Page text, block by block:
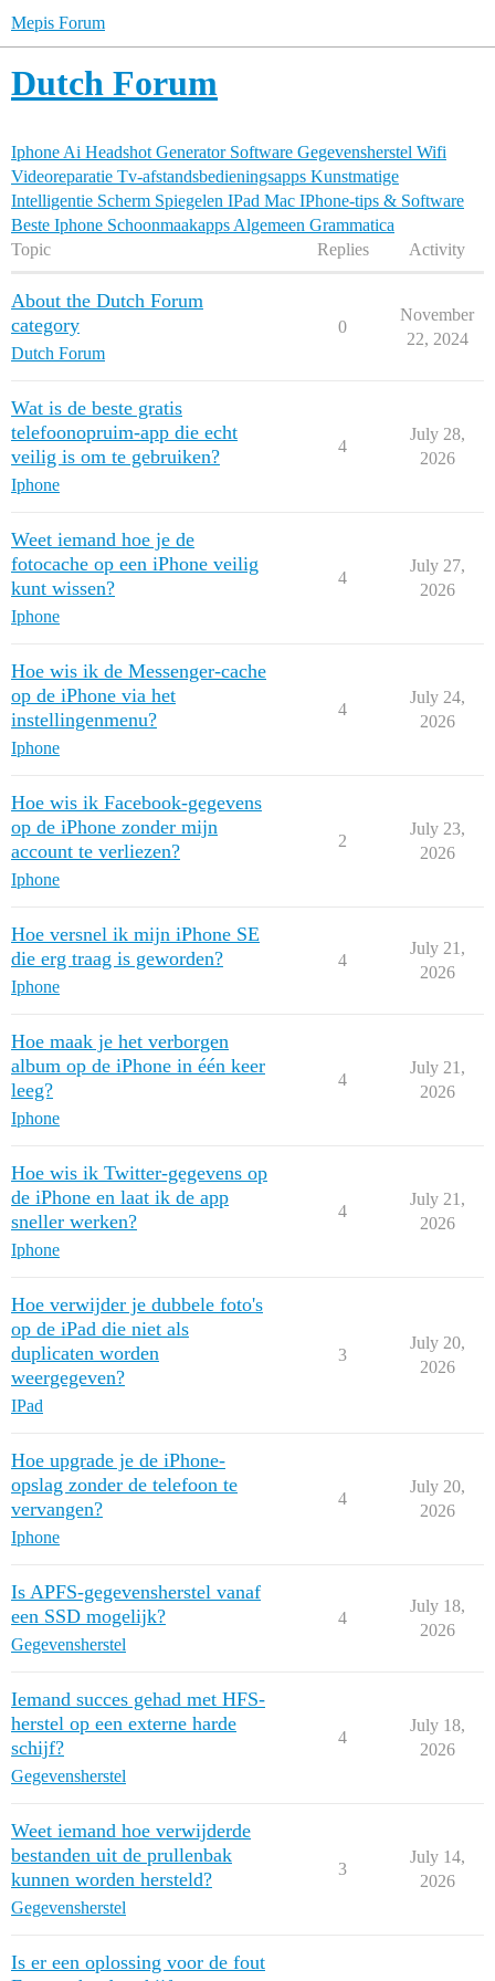
Mepis Forum
Dutch Forum
Iphone Ai Headshot Generator Software Gegevensherstel Wifi
Videoreparatie Tv‑afstandsbedieningsapps Kunstmatige
Intelligentie Scherm Spiegelen IPad Mac IPhone-tips & Software
Beste Iphone Schoonmaakapps Algemeen Grammatica
Topic
Replies Activity
About the Dutch Forum
category
Dutch Forum
0
November
22, 2024
Wat is de beste gratis
telefoonopruim-app die echt
veilig is om te gebruiken?
Iphone
4
July 28,
2026
Weet iemand hoe je de
fotocache op een iPhone veilig
kunt wissen?
Iphone
4
July 27,
2026
Hoe wis ik de Messenger-cache
op de iPhone via het
instellingenmenu?
Iphone
4
July 24,
2026
Hoe wis ik Facebook-gegevens
op de iPhone zonder mijn
account te verliezen?
Iphone
2
July 23,
2026
Hoe versnel ik mijn iPhone SE
die erg traag is geworden?
Iphone
4
July 21,
2026
Hoe maak je het verborgen
album op de iPhone in één keer
leeg?
Iphone
4
July 21,
2026
Hoe wis ik Twitter-gegevens op
de iPhone en laat ik de app
sneller werken?
Iphone
4
July 21,
2026
Hoe verwijder je dubbele foto's
op de iPad die niet als
duplicaten worden
weergegeven?
IPad
3
July 20,
2026
Hoe upgrade je de iPhone-
opslag zonder de telefoon te
vervangen?
Iphone
4
July 20,
2026
Is APFS-gegevensherstel vanaf
een SSD mogelijk?
Gegevensherstel
4
July 18,
2026
Iemand succes gehad met HFS-
herstel op een externe harde
schijf?
Gegevensherstel
4
July 18,
2026
Weet iemand hoe verwijderde
bestanden uit de prullenbak
kunnen worden hersteld?
Gegevensherstel
3
July 14,
2026
Is er een oplossing voor de fout